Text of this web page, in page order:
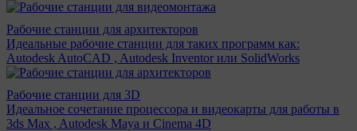
Рабочие станции для архитекторов
Идеальные рабочие станции для таких программ как:
Autodesk AutoCAD , Autodesk Inventor или SolidWorks
Рабочие станции для 3D
Идеальное сочетание процессора и видеокарты для работы в
3ds Max , Autodesk Maya и Cinema 4D